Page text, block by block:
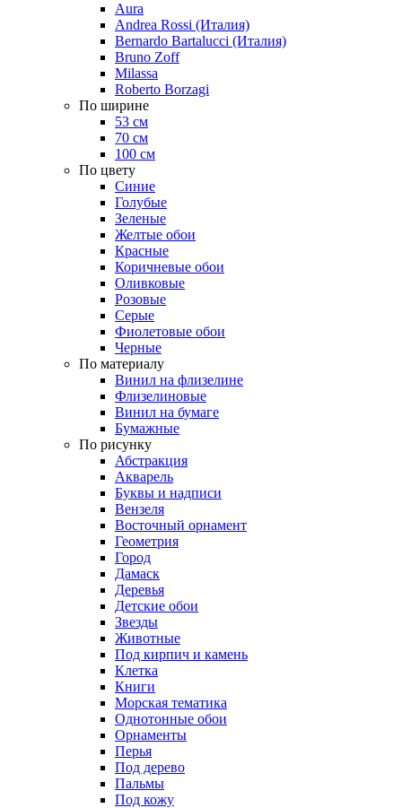
Aura
Andrea Rossi (Италия)
Bernardo Bartalucci (Италия)
Bruno Zoff
Milassa
Roberto Borzagi
По ширине
53 см
70 см
100 см
По цвету
Синие
Голубые
Зеленые
Желтые обои
Красные
Коричневые обои
Оливковые
Розовые
Серые
Фиолетовые обои
Черные
По материалу
Винил на флизелине
Флизелиновые
Винил на бумаге
Бумажные
По рисунку
Абстракция
Акварель
Буквы и надписи
Вензеля
Восточный орнамент
Геометрия
Город
Дамаск
Деревья
Детские обои
Звезды
Животные
Под кирпич и камень
Клетка
Книги
Морская тематика
Однотонные обои
Орнаменты
Перья
Под дерево
Пальмы
Под кожу